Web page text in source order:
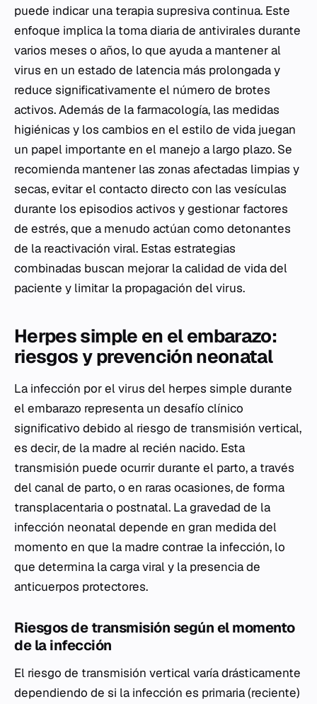
puede indicar una terapia supresiva continua. Este
enfoque implica la toma diaria de antivirales durante
varios meses o años, lo que ayuda a mantener al
virus en un estado de latencia más prolongada y
reduce significativamente el número de brotes
activos. Además de la farmacología, las medidas
higiénicas y los cambios en el estilo de vida juegan
un papel importante en el manejo a largo plazo. Se
recomienda mantener las zonas afectadas limpias y
secas, evitar el contacto directo con las vesículas
durante los episodios activos y gestionar factores
de estrés, que a menudo actúan como detonantes
de la reactivación viral. Estas estrategias
combinadas buscan mejorar la calidad de vida del
paciente y limitar la propagación del virus.
Herpes simple en el embarazo:
riesgos y prevención neonatal
La infección por el virus del herpes simple durante
el embarazo representa un desafío clínico
significativo debido al riesgo de transmisión vertical,
es decir, de la madre al recién nacido. Esta
transmisión puede ocurrir durante el parto, a través
del canal de parto, o en raras ocasiones, de forma
transplacentaria o postnatal. La gravedad de la
infección neonatal depende en gran medida del
momento en que la madre contrae la infección, lo
que determina la carga viral y la presencia de
anticuerpos protectores.
Riesgos de transmisión según el momento
de la infección
El riesgo de transmisión vertical varía drásticamente
dependiendo de si la infección es primaria (reciente)